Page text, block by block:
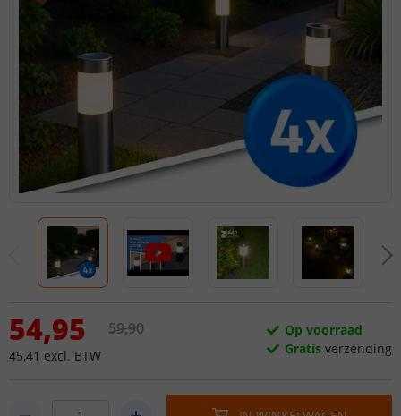
54,95
45,41 excl. BTW
59,90
Op voorraad
Gratis verzending